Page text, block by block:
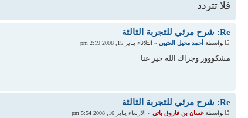
فلا تتردد
Re: شرح مرئي للتجربة الثالثة
بواسطة أحمد محيل العتيبي » الثلاثاء يناير 15, 2008 2:19 pm
مشكووور وجزاك الله خير عنا
Re: شرح مرئي للتجربة الثالثة
بواسطةغسان بن فاروق باتي » الأربعاء يناير 16, 2008 5:54 pm